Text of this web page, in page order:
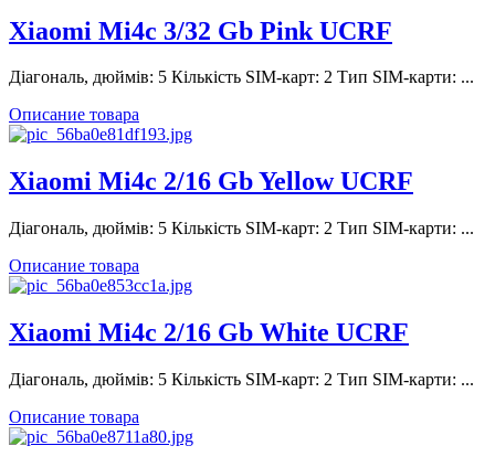
Xiaomi Mi4c 3/32 Gb Pink UCRF
Діагональ, дюймів: 5 Кількість SIM-карт: 2 Тип SIM-карти: ...
Описание товара
Xiaomi Mi4c 2/16 Gb Yellow UCRF
Діагональ, дюймів: 5 Кількість SIM-карт: 2 Тип SIM-карти: ...
Описание товара
Xiaomi Mi4c 2/16 Gb White UCRF
Діагональ, дюймів: 5 Кількість SIM-карт: 2 Тип SIM-карти: ...
Описание товара